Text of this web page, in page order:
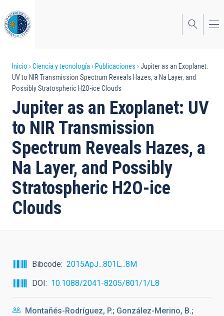
al
contenido
principal
Sobrescribir
enlaces
de
ayuda
a
la
navegación
Inicio Ciencia y tecnología Publicaciones
Jupiter as an Exoplanet:
UV to NIR Transmission Spectrum Reveals Hazes, a Na Layer, and
Possibly Stratospheric H2O-ice Clouds
Jupiter as an Exoplanet: UV
to NIR Transmission
Spectrum Reveals Hazes, a
Na Layer, and Possibly
Stratospheric H2O-ice
Clouds
Bibcode
2015ApJ...801L...8M
DOI
10.1088/2041-8205/801/1/L8
Montañés-Rodríguez, P.; González-Merino, B.;